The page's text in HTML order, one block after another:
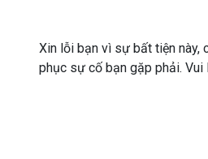
Xin lỗi bạn vì sự bất tiện này,
phục sự cố bạn gặp phải. Vui